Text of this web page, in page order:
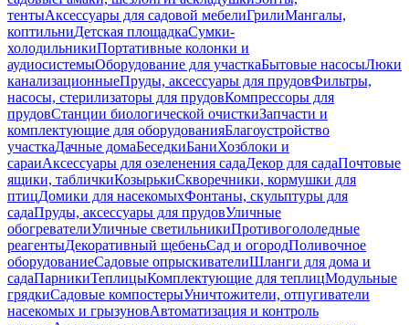
тентыАксессуары для садовой мебелиГрилиМангалы,
коптильниДетская площадкаСумки-
холодильникиПортативные колонки и
аудиосистемыОборудование для участкаБытовые насосыЛюки
канализационныеПруды, аксессуары для прудовФильтры,
насосы, стерилизаторы для прудовКомпрессоры для
прудовСтанции биологической очисткиЗапчасти и
комплектующие для оборудованияБлагоустройство
участкаДачные домаБеседкиБаниХозблоки и
сараиАксессуары для озеленения садаДекор для садаПочтовые
ящики, табличкиКозырькиСкворечники, кормушки для
птицДомики для насекомыхФонтаны, скульптуры для
садаПруды, аксессуары для прудовУличные
обогревателиУличные светильникиПротивогололедные
реагентыДекоративный щебеньСад и огородПоливочное
оборудованиеСадовые опрыскивателиШланги для дома и
садаПарникиТеплицыКомплектующие для теплицМодульные
грядкиСадовые компостерыУничтожители, отпугиватели
насекомых и грызуновАвтоматизация и контроль